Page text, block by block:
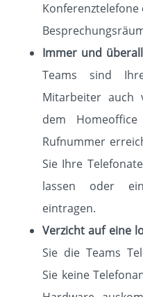
Konferenztelefone
Immer und
Teams sind
Mitarbeiter auch
dem
Rufnummer
Sie Ihre
lassen oder
eintragen.
Verzicht auf eine
Sie die Teams
Sie keine